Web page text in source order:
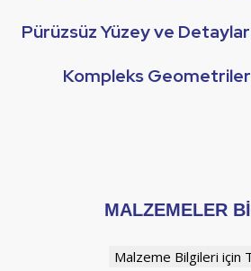
Pürüzsüz Yüzey ve
Kompleks
MALZEMELER
Malzeme Bilgileri için